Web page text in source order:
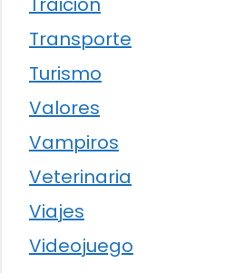
Transporte
Turismo
Valores
Vampiros
Veterinaria
Viajes
Videojuego